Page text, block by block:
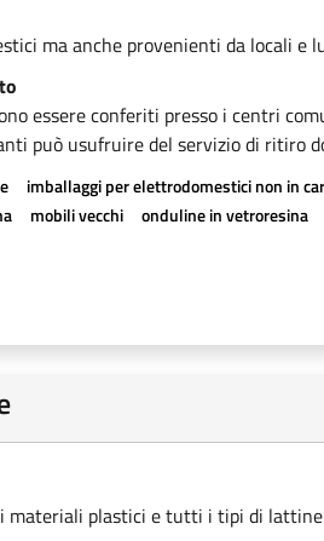
ma anche provenienti da locali e
essere conferiti presso i centri
può usufruire del servizio di ritiro
imballaggi per elettrodomestici non in
mobili vecchi onduline in vetroresina
materiali plastici e tutti i tipi di